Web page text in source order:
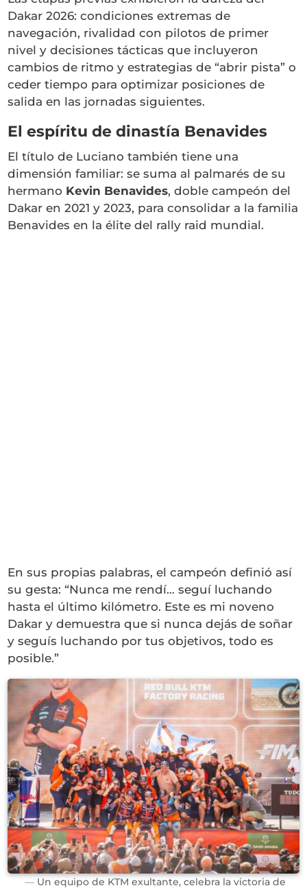
Dakar 2026: condiciones extremas de
navegación, rivalidad con pilotos de primer
nivel y decisiones tácticas que incluyeron
cambios de ritmo y estrategias de “abrir pista” o
ceder tiempo para optimizar posiciones de
salida en las jornadas siguientes.
El espíritu de dinastía Benavides
El título de Luciano también tiene una
dimensión familiar: se suma al palmarés de su
hermano Kevin Benavides, doble campeón del
Dakar en 2021 y 2023, para consolidar a la familia
Benavides en la élite del rally raid mundial.
En sus propias palabras, el campeón definió así
su gesta: “Nunca me rendí… seguí luchando
hasta el último kilómetro. Este es mi noveno
Dakar y demuestra que si nunca dejás de soñar
y seguís luchando por tus objetivos, todo es
posible.”
Un equipo de KTM exultante, celebra la victoria de